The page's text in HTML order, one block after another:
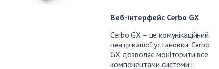
Веб-інтерфейс Cerbo GX
Cerbo GX – це комунікаційний
центр вашої установки. Cerbo
GX дозволяє моніторити все
компонентами системи і